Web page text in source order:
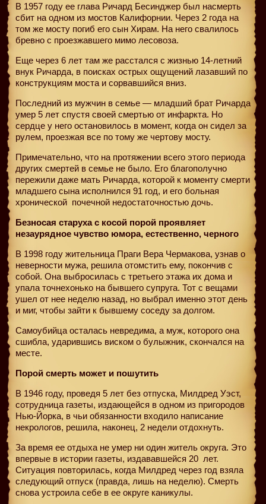
В 1957 году ее глава Ричард Бесинджер был насмерть
сбит на одном из мостов Калифорнии. Через 2 года на
том же мосту погиб его сын Хирам. На него свалилось
бревно с проезжавшего мимо лесовоза.
Еще через 6 лет там же расстался с жизнью 14-летний
внук Ричарда, в поисках острых ощущений лазавший по
конструкциям моста и сорвавшийся вниз.
Последний из мужчин в семье — младший брат Ричарда
умер 5 лет спустя своей смертью от инфаркта. Но
сердце у него остановилось в момент, когда он сидел за
рулем, проезжая все по тому же чертову мосту.
Примечательно, что на протяжении всего этого периода
других смертей в семье не было. Его благополучно
пережили даже мать Ричарда, которой к моменту смерти
младшего сына исполнился 91 год, и его больная
хронической почечной недостаточностью дочь.
Безносая старуха с косой порой проявляет
незаурядное чувство юмора, естественно, черного
В 1998 году жительница Праги Вера Чермакова, узнав о
неверности мужа, решила отомстить ему, покончив с
собой. Она выбросилась с третьего этажа их дома и
упала точнехонько на бывшего супруга. Тот с вещами
ушел от нее неделю назад, но выбрал именно этот день
и миг, чтобы зайти к бывшему соседу за долгом.
Самоубийца осталась невредима, а муж, которого она
сшибла, ударившись виском о булыжник, скончался на
месте.
Порой смерть может и пошутить
В 1946 году, проведя 5 лет без отпуска, Милдред Уэст,
сотрудница газеты, издающейся в одном из пригородов
Нью-Йорка, в чьи обязанности входило написание
некрологов, решила, наконец, 2 недели отдохнуть.
За время ее отдыха не умер ни один житель округа. Это
впервые в истории газеты, издававшейся 20 лет.
Ситуация повторилась, когда Милдред через год взяла
следующий отпуск (правда, лишь на неделю). Смерть
снова устроила себе в ее округе каникулы.